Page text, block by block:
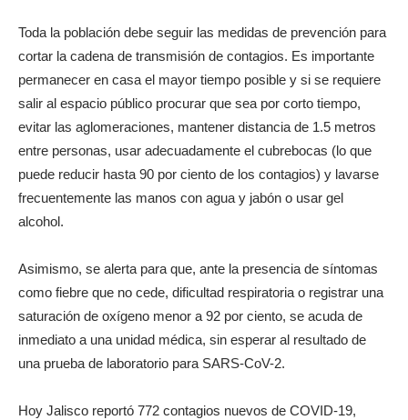
Toda la población debe seguir las medidas de prevención para
cortar la cadena de transmisión de contagios. Es importante
permanecer en casa el mayor tiempo posible y si se requiere
salir al espacio público procurar que sea por corto tiempo,
evitar las aglomeraciones, mantener distancia de 1.5 metros
entre personas, usar adecuadamente el cubrebocas (lo que
puede reducir hasta 90 por ciento de los contagios) y lavarse
frecuentemente las manos con agua y jabón o usar gel
alcohol.
Asimismo, se alerta para que, ante la presencia de síntomas
como fiebre que no cede, dificultad respiratoria o registrar una
saturación de oxígeno menor a 92 por ciento, se acuda de
inmediato a una unidad médica, sin esperar al resultado de
una prueba de laboratorio para SARS-CoV-2.
Hoy Jalisco reportó 772 contagios nuevos de COVID-19,